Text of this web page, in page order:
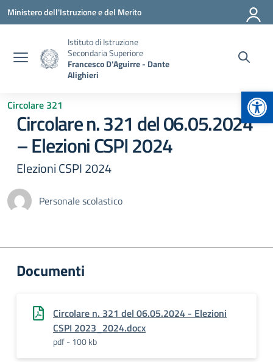
Vai ai contenuti
Vai al menu di navigazione
Vai al footer
Ministero dell'Istruzione e del Merito
Istituto di Istruzione
Secondaria Superiore
Francesco D'Aguirre - Dante
Alighieri
Circolare 321
Circolare n. 321 del 06.05.2024
– Elezioni CSPI 2024
Elezioni CSPI 2024
Personale scolastico
Documenti
Circolare n. 321 del 06.05.2024 - Elezioni
CSPI 2023_2024.docx
pdf - 100 kb